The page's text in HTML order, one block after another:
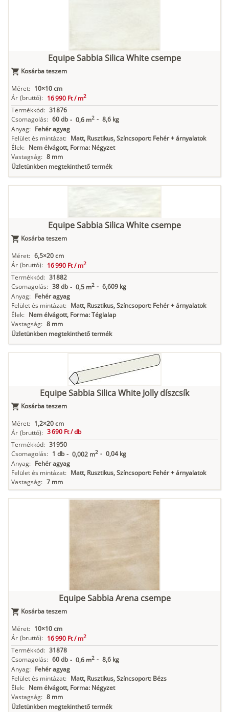
Equipe Sabbia Silica White csempe
Kosárba teszem
Méret: 10×10 cm
Ár (bruttó): 16 990 Ft /m2
Termékkód: 31876
Csomagolás: 60 db - 0,6 m2 - 8,6 kg
Anyag: Fehér agyag
Felület és mintázat: Matt, Rusztikus, Színcsoport: Fehér + árnyalatok
Élek: Nem élvágott, Forma: Négyzet
Vastagság: 8 mm
Üzletünkben megtekinthető termék
Equipe Sabbia Silica White csempe
Kosárba teszem
Méret: 6,5×20 cm
Ár (bruttó): 16 990 Ft /m2
Termékkód: 31882
Csomagolás: 38 db - 0,5 m2 - 6,609 kg
Anyag: Fehér agyag
Felület és mintázat: Matt, Rusztikus, Színcsoport: Fehér + árnyalatok
Élek: Nem élvágott, Forma: Téglalap
Vastagság: 8 mm
Üzletünkben megtekinthető termék
Equipe Sabbia Silica White Jolly díszcsík
Kosárba teszem
Méret: 1,2×20 cm
Ár (bruttó): 3 690 Ft /db
Termékkód: 31950
Csomagolás: 1 db - 0,002 m2 - 0,04 kg
Anyag: Fehér agyag
Felület és mintázat: Matt, Rusztikus, Színcsoport: Fehér + árnyalatok
Vastagság: 7 mm
Equipe Sabbia Arena csempe
Kosárba teszem
Méret: 10×10 cm
Ár (bruttó): 16 990 Ft /m2
Termékkód: 31878
Csomagolás: 60 db - 0,6 m2 - 8,6 kg
Anyag: Fehér agyag
Felület és mintázat: Matt, Rusztikus, Színcsoport: Bézs
Élek: Nem élvágott, Forma: Négyzet
Vastagság: 8 mm
Üzletünkben megtekinthető termék